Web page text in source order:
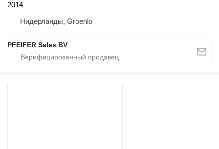
2014
Нидерланды, Groenlo
PFEIFER Sales BV